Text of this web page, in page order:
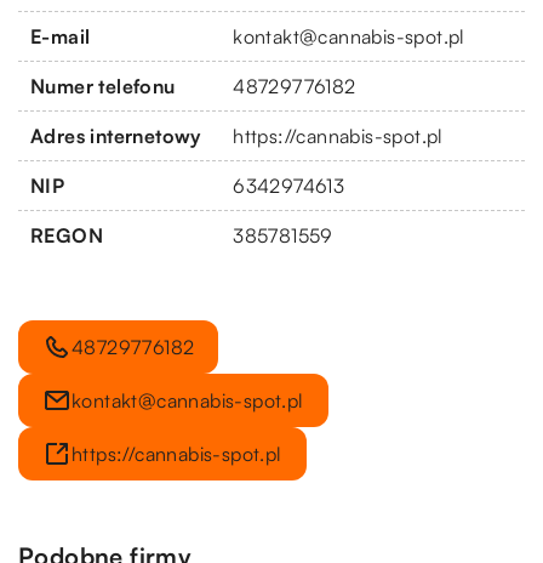
E-mail kontakt@cannabis-spot.pl
Numer telefonu 48729776182
Adres internetowy https://cannabis-spot.pl
NIP 6342974613
REGON 385781559
48729776182
kontakt@cannabis-spot.pl
https://cannabis-spot.pl
Podobne firmy